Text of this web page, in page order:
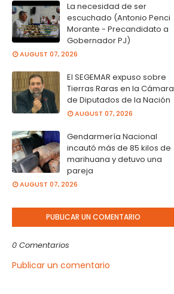
La necesidad de ser
escuchado (Antonio Penci
Morante - Precandidato a
Gobernador PJ)
AUGUST 07, 2026
El SEGEMAR expuso sobre
Tierras Raras en la Cámara
de Diputados de la Nación
AUGUST 07, 2026
Gendarmería Nacional
incautó más de 85 kilos de
marihuana y detuvo una
pareja
AUGUST 07, 2026
PUBLICAR UN COMENTARIO
0 Comentarios
Publicar un comentario